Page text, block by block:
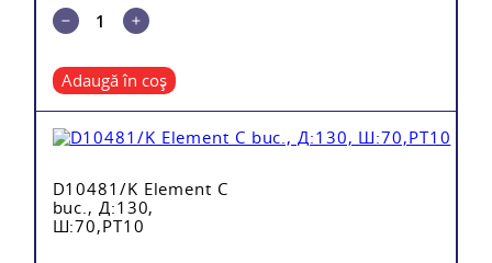
Adaugă în coș
D10481/K Element C
buc., Д:130,
Ш:70,PT10